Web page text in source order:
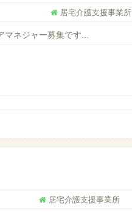
居宅介護支援事業所
ネジャー募集です...
居宅介護支援事業所